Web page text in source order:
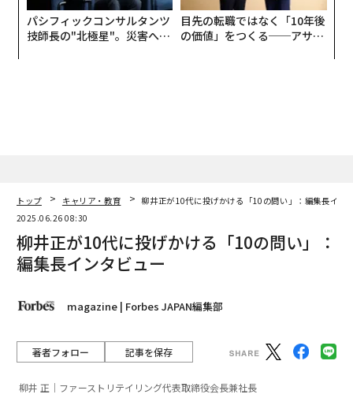
パシフィックコンサルタンツ
技師長の"北極星"。災害への
目先の転職ではなく「10年後
の価値」をつくる──アサイ
トップ キャリア・教育
柳井正が10代に投げかける「10の問い」：編集長イン
2025.06.26 08:30
柳井正が10代に投げかける「10の問い」：
編集長インタビュー
magazine | Forbes JAPAN編集部
著者フォロー 記事を保存
柳井 正｜ファーストリテイリング代表取締役会長兼社長